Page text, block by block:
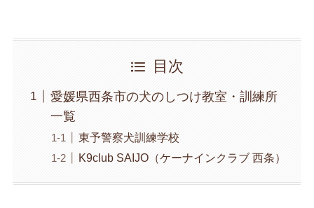
目次
愛媛県西条市の犬のしつけ教室・訓練所
一覧
東予警察犬訓練学校
K9club SAIJO（ケーナインクラブ 西条）